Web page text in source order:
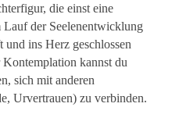
die einst eine
der Seelenentwicklung
und ins Herz geschlossen
kannst du
sich mit anderen
Urvertrauen) zu verbinden.